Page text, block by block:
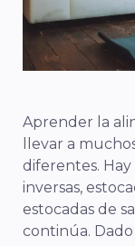
Aprender la
llevar a
diferentes. Hay
inversas,
estocadas de
continúa.